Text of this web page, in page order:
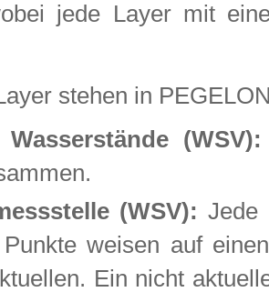
jede Layer mit
stehen in
(WSV):
(WSV): Jede
weisen auf
Ein nicht